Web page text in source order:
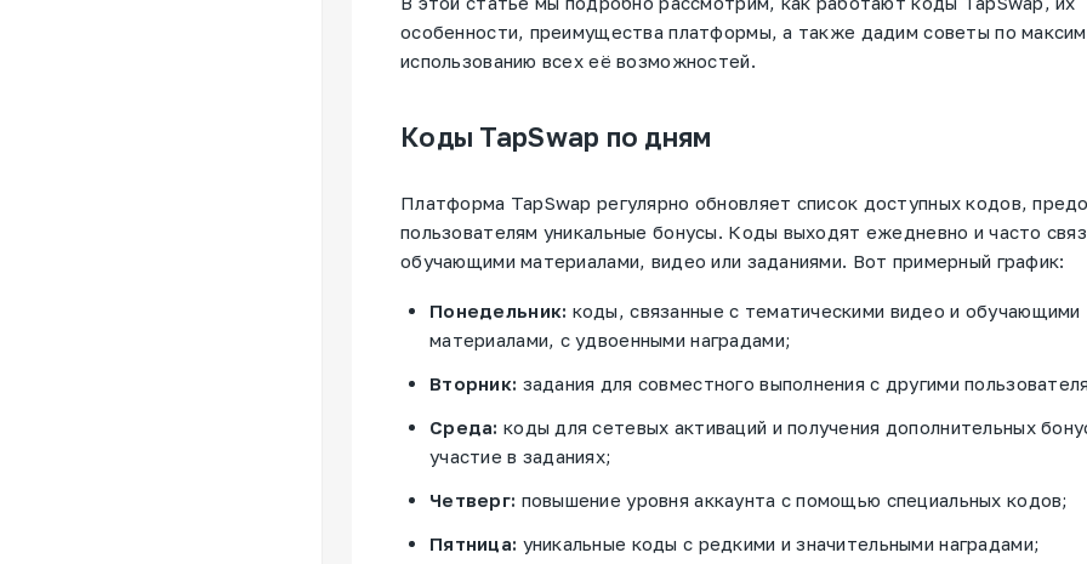
особенности, преимущества платформы, а также дадим советы по
использованию всех её возможностей.
Коды TapSwap по дням
Платформа TapSwap регулярно обновляет список доступных кодов,
пользователям уникальные бонусы. Коды выходят ежедневно и часто
обучающими материалами, видео или заданиями. Вот примерный график:
Понедельник: коды, связанные с тематическими видео и обучающими
материалами, с удвоенными наградами;
Вторник: задания для совместного выполнения с другими
Среда: коды для сетевых активаций и получения дополнительных
участие в заданиях;
Четверг: повышение уровня аккаунта с помощью специальных кодов;
Пятница: уникальные коды с редкими и значительными наградами;